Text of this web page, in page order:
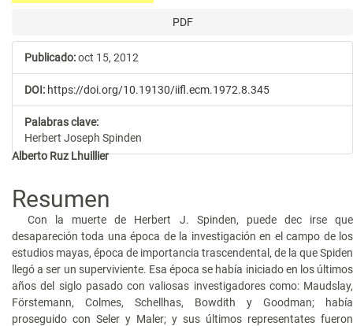
PDF
Publicado:oct 15, 2012
DOI: https://doi.org/10.19130/iifl.ecm.1972.8.345
Palabras clave:
Herbert Joseph Spinden
Contenido
principal
del
artículo
Alberto Ruz Lhuillier
Resumen
Con la muerte de Herbert J. Spinden, puede dec irse que
desapareción toda una época de la investigación en el campo de los
estudios mayas, época de importancia trascendental, de la que Spiden
llegó a ser un superviviente. Esa época se había iniciado en los últimos
años del siglo pasado con valiosas investigadores como: Maudslay,
Förstemann, Colmes, Schellhas, Bowdith y Goodman; había
proseguido con Seler y Maler; y sus últimos representates fueron